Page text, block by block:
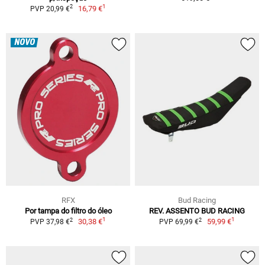
PVP 20,99 €2 16,79 €1
NOVO
RFX
Por tampa do filtro do óleo
PVP 37,98 €2 30,38 €1
Bud Racing
REV. ASSENTO BUD RACING
PVP 69,99 €2 59,99 €1